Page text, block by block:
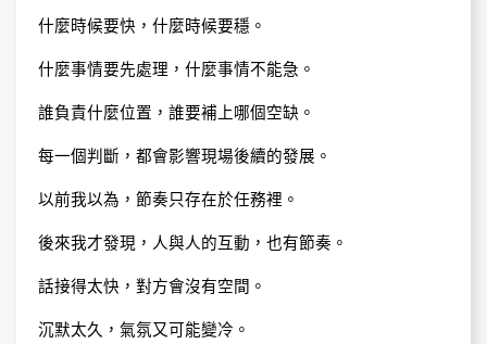
什麼時候要快，什麼時候要穩。
什麼事情要先處理，什麼事情不能急。
誰負責什麼位置，誰要補上哪個空缺。
每一個判斷，都會影響現場後續的發展。
以前我以為，節奏只存在於任務裡。
後來我才發現，人與人的互動，也有節奏。
話接得太快，對方會沒有空間。
沉默太久，氣氛又可能變冷。